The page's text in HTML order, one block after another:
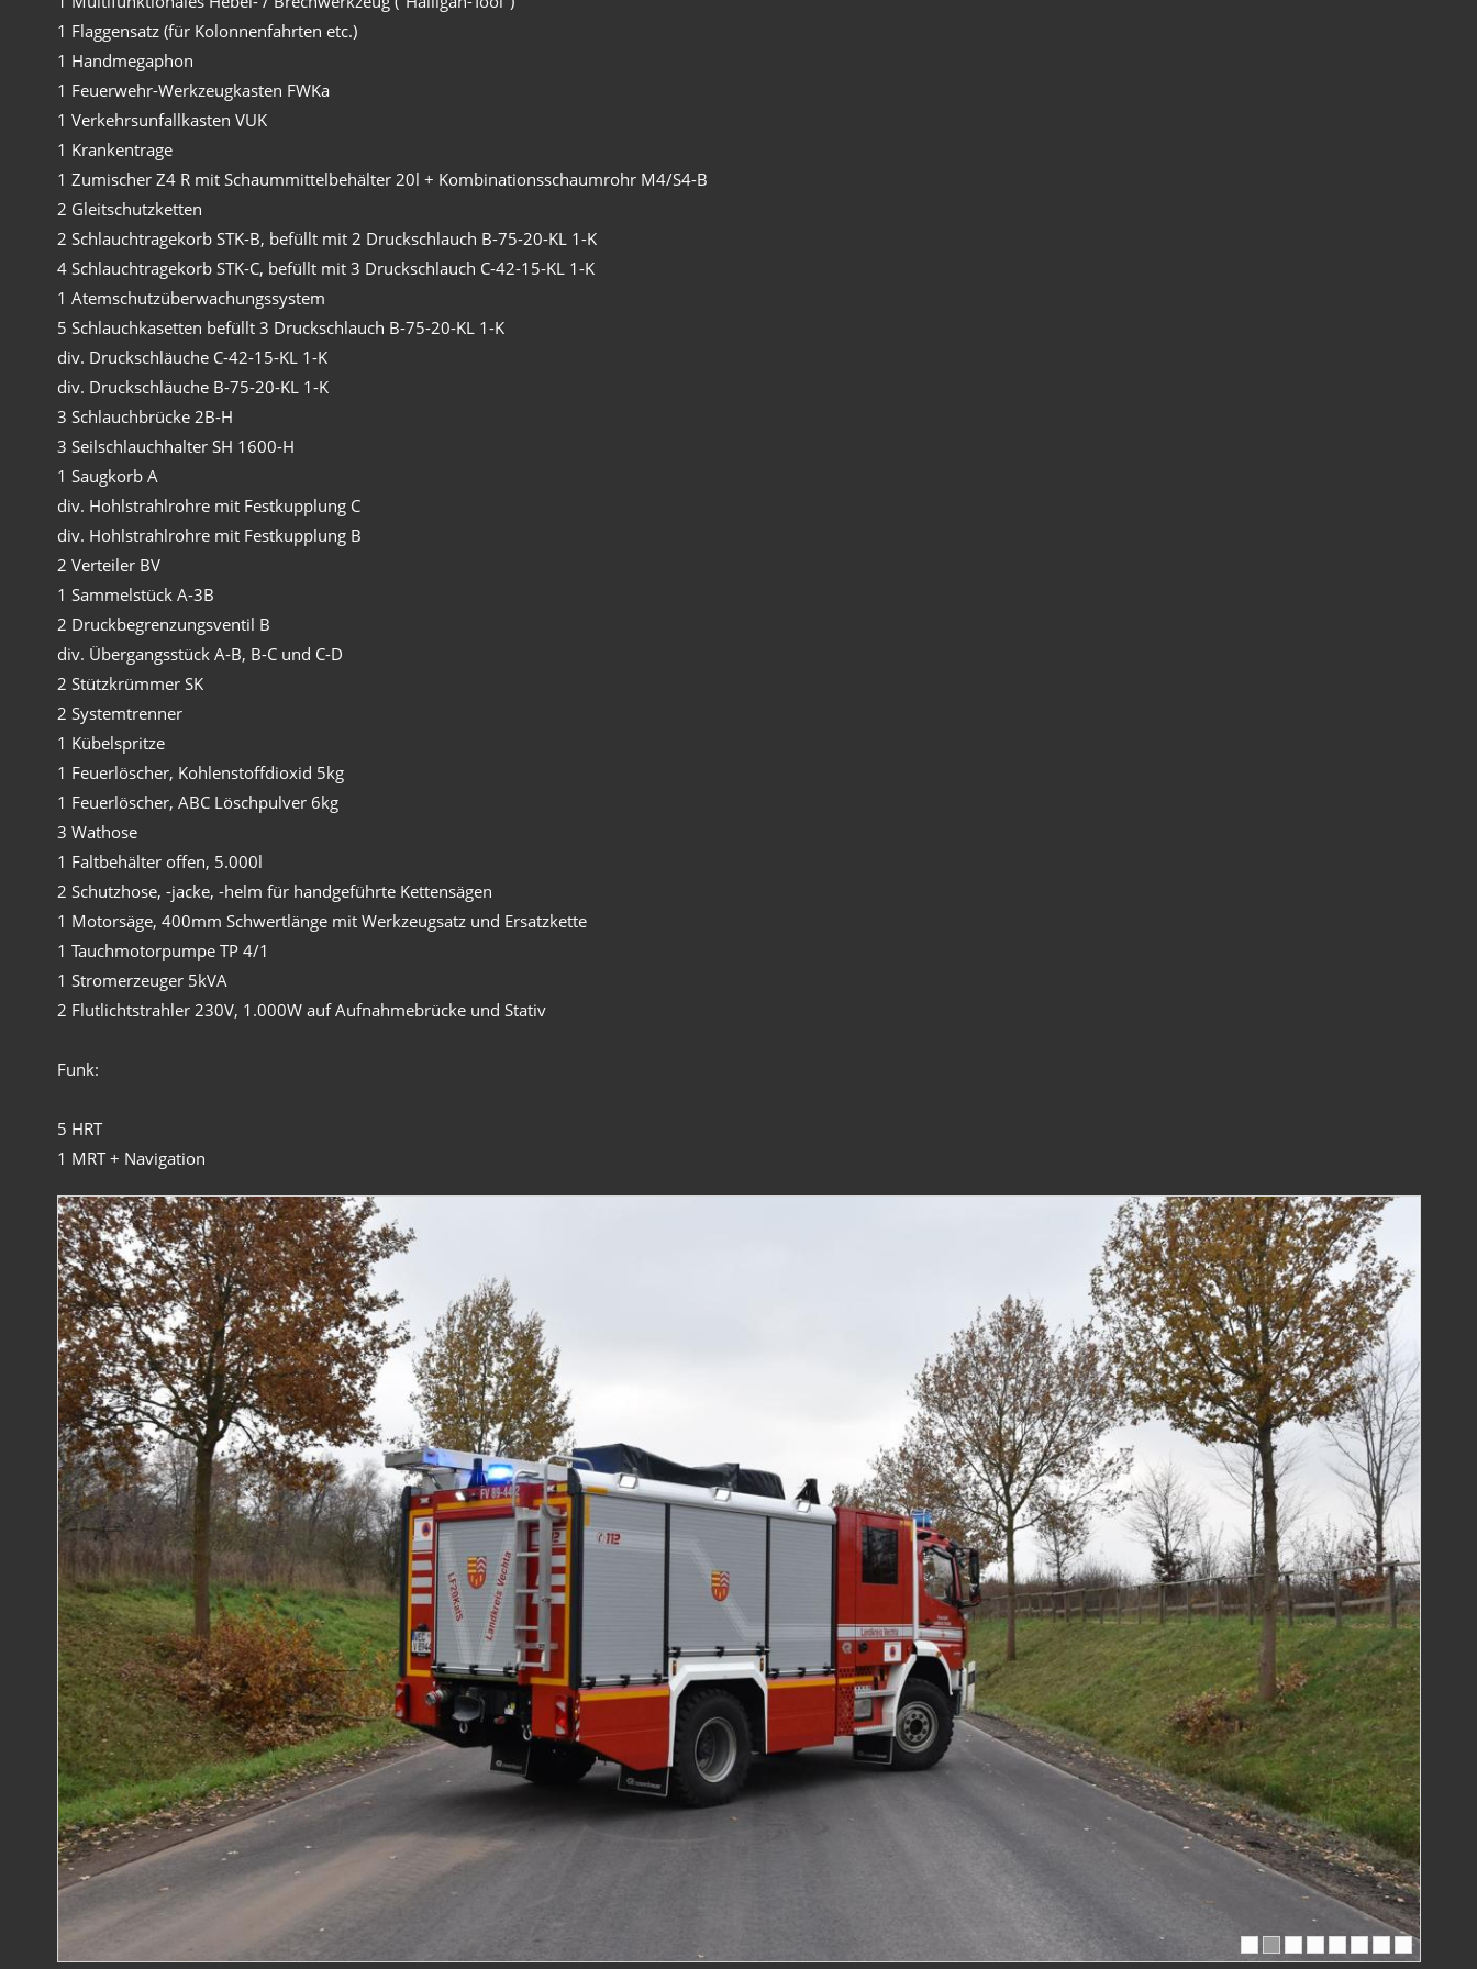
1 Flaggensatz (für Kolonnenfahrten etc.)
1 Handmegaphon
1 Feuerwehr-Werkzeugkasten FWKa
1 Verkehrsunfallkasten VUK
1 Krankentrage
1 Zumischer Z4 R mit Schaummittelbehälter 20l + Kombinationsschaumrohr M4/S4-B
2 Gleitschutzketten
2 Schlauchtragekorb STK-B, befüllt mit 2 Druckschlauch B-75-20-KL 1-K
4 Schlauchtragekorb STK-C, befüllt mit 3 Druckschlauch C-42-15-KL 1-K
1 Atemschutzüberwachungssystem
5 Schlauchkasetten befüllt 3 Druckschlauch B-75-20-KL 1-K
div. Druckschläuche C-42-15-KL 1-K
div. Druckschläuche B-75-20-KL 1-K
3 Schlauchbrücke 2B-H
3 Seilschlauchhalter SH 1600-H
1 Saugkorb A
div. Hohlstrahlrohre mit Festkupplung C
div. Hohlstrahlrohre mit Festkupplung B
2 Verteiler BV
1 Sammelstück A-3B
2 Druckbegrenzungsventil B
div. Übergangsstück A-B, B-C und C-D
2 Stützkrümmer SK
2 Systemtrenner
1 Kübelspritze
1 Feuerlöscher, Kohlenstoffdioxid 5kg
1 Feuerlöscher, ABC Löschpulver 6kg
3 Wathose
1 Faltbehälter offen, 5.000l
2 Schutzhose, -jacke, -helm für handgeführte Kettensägen
1 Motorsäge, 400mm Schwertlänge mit Werkzeugsatz und Ersatzkette
1 Tauchmotorpumpe TP 4/1
1 Stromerzeuger 5kVA
2 Flutlichtstrahler 230V, 1.000W auf Aufnahmebrücke und Stativ
Funk:
5 HRT
1 MRT + Navigation